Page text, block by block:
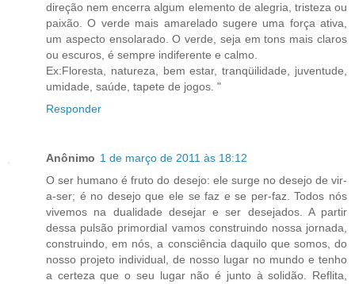
direção nem encerra algum elemento de alegria, tristeza ou
paixão. O verde mais amarelado sugere uma força ativa,
um aspecto ensolarado. O verde, seja em tons mais claros
ou escuros, é sempre indiferente e calmo.
Ex:Floresta, natureza, bem estar, tranqüilidade, juventude,
umidade, saúde, tapete de jogos. "
Responder
Anônimo 1 de março de 2011 às 18:12
O ser humano é fruto do desejo: ele surge no desejo de vir-
a-ser; é no desejo que ele se faz e se per-faz. Todos nós
vivemos na dualidade desejar e ser desejados. A partir
dessa pulsão primordial vamos construindo nossa jornada,
construindo, em nós, a consciência daquilo que somos, do
nosso projeto individual, de nosso lugar no mundo e tenho
a certeza que o seu lugar não é junto à solidão. Reflita,